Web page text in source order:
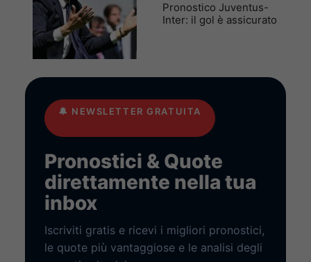
Pronostico Juventus-
Inter: il gol è assicurato
🔔 NEWSLETTER GRATUITA
Pronostici & Quote
direttamente nella tua
inbox
Iscriviti gratis e ricevi i migliori pronostici,
le quote più vantaggiose e le analisi degli